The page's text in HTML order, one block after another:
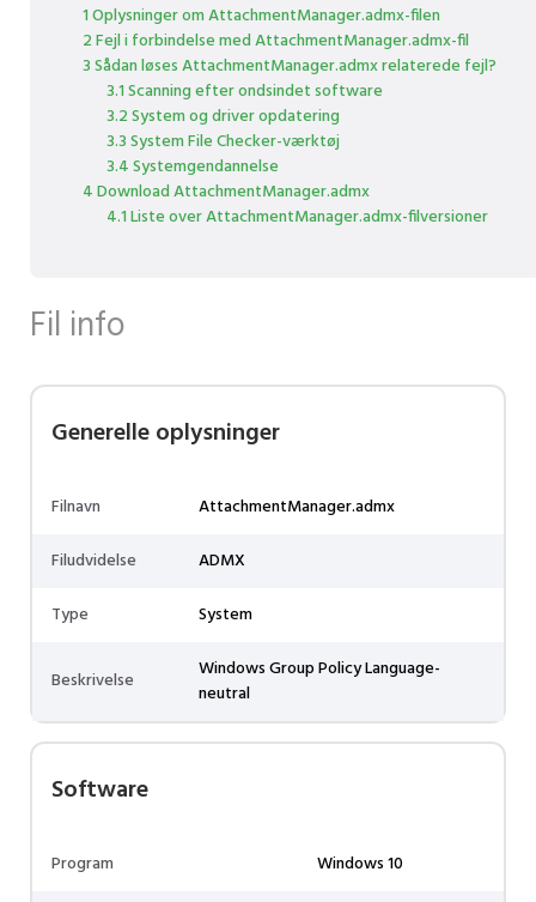
1 Oplysninger om AttachmentManager.admx-filen
2 Fejl i forbindelse med AttachmentManager.admx-fil
3 Sådan løses AttachmentManager.admx relaterede fejl?
3.1 Scanning efter ondsindet software
3.2 System og driver opdatering
3.3 System File Checker-værktøj
3.4 Systemgendannelse
4 Download AttachmentManager.admx
4.1 Liste over AttachmentManager.admx-filversioner
Fil info
Generelle oplysninger
Filnavn
AttachmentManager.admx
Filudvidelse
ADMX
Type
System
Beskrivelse
Windows Group Policy Language-
neutral
Software
Program
Windows 10